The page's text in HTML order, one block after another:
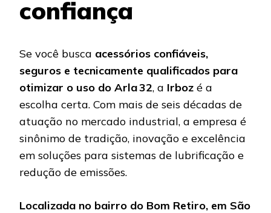
confiança
Se você busca acessórios confiáveis,
seguros e tecnicamente qualificados para
otimizar o uso do Arla 32, a Irboz é a
escolha certa. Com mais de seis décadas de
atuação no mercado industrial, a empresa é
sinônimo de tradição, inovação e excelência
em soluções para sistemas de lubrificação e
redução de emissões.
Localizada no bairro do Bom Retiro, em São